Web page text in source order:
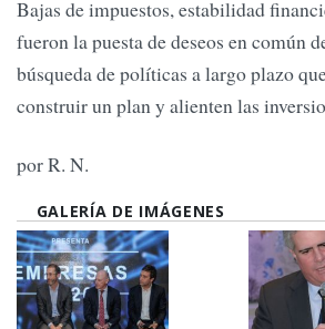
Bajas de impuestos, estabilidad
fueron la puesta de deseos en común
búsqueda de políticas a largo plazo
construir un plan y alienten las
por R. N.
GALERÍA DE IMÁGENES